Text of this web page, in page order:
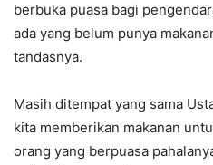
berbuka puasa bagi
ada yang belum punya
tandasnya.
Masih ditempat yang sama
kita memberikan makanan
orang yang berpuasa